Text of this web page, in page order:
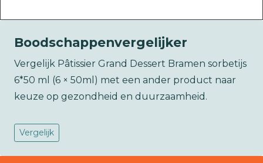
Boodschappenvergelijker
Vergelijk Pâtissier Grand Dessert Bramen sorbetijs
6*50 ml (6 × 50ml) met een ander product naar
keuze op gezondheid en duurzaamheid.
Vergelijk